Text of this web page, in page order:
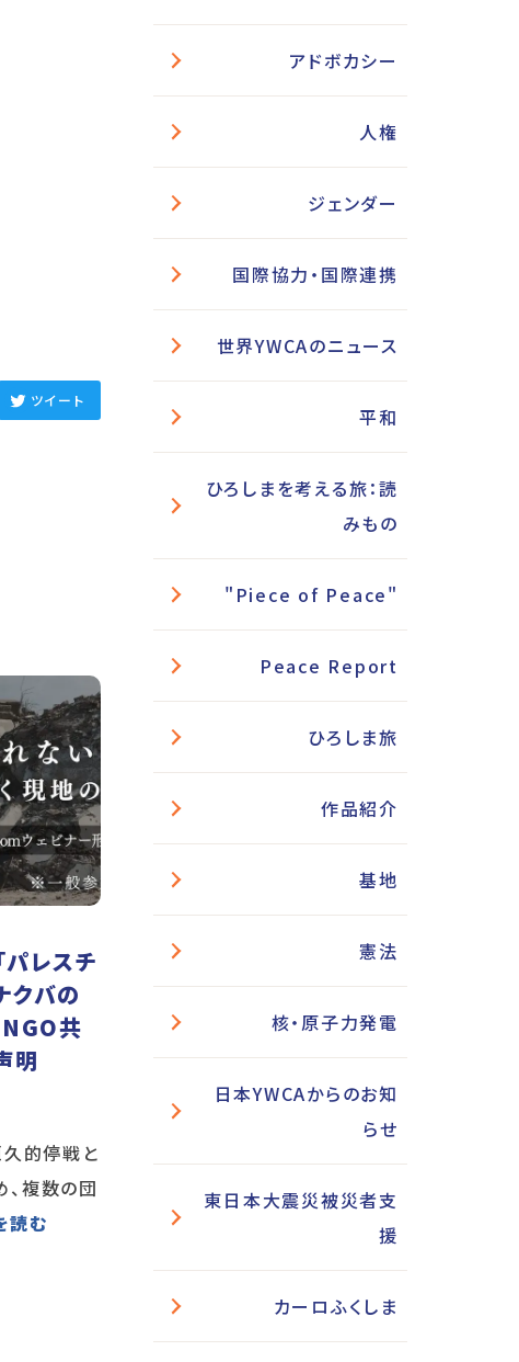
ツイート
レスチ
クバの
NGO共
明
久的停戦と
複数の団
読む
アドボカシー
人権
ジェンダー
国際協力・国際連携
世界YWCAのニュース
平和
ひろしまを考える旅：読
みもの
"Piece of Peace"
Peace Report
ひろしま旅
作品紹介
基地
憲法
核・原子力発電
日本YWCAからのお知
らせ
東日本大震災被災者支
援
カーロふくしま